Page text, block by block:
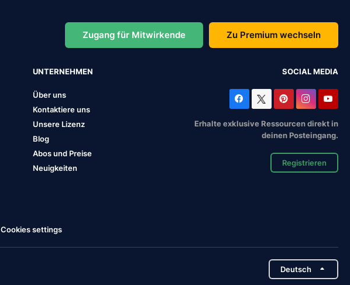
Zugang für Mitwirkende Zu Premium wechseln
UNTERNEHMEN
Über uns
Kontaktiere uns
Unsere Lizenz
Blog
Abos und Preise
Neuigkeiten
SOCIAL MEDIA
Erhalte exklusive Ressourcen direkt in
deinen Posteingang.
Registrieren
Cookies settings
Deutsch